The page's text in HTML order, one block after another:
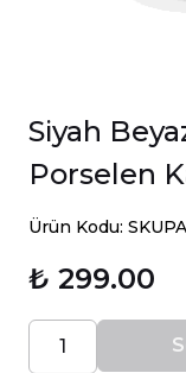
Siyah
Porselen
Ürün Kodu:
₺ 299.00